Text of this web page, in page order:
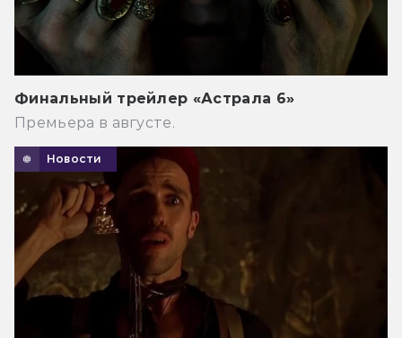
Финальный трейлер «Астрала 6»
Премьера в августе.
Новости